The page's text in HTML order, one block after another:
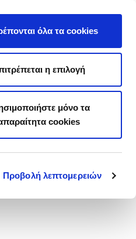
Προβολή λεπτομερειών
όλα τα cookies
η επιλογή
μόνο τα
cookies
by CyprusFA